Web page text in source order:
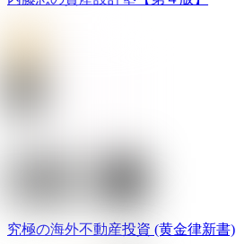
究極の海外不動産投資 (黄金律新書)